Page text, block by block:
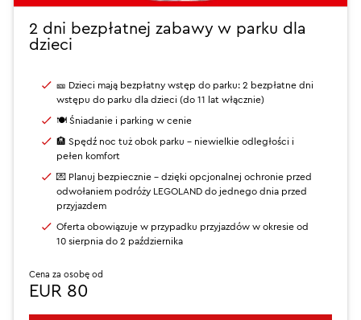
2 dni bezpłatnej zabawy w parku dla
dzieci
🎫 Dzieci mają bezpłatny wstęp do parku: 2 bezpłatne dni
wstępu do parku dla dzieci (do 11 lat włącznie)
🍽️ Śniadanie i parking w cenie
🏨 Spędź noc tuż obok parku - niewielkie odległości i
pełen komfort
💌 Planuj bezpiecznie – dzięki opcjonalnej ochronie przed
odwołaniem podróży LEGOLAND do jednego dnia przed
przyjazdem
Oferta obowiązuje w przypadku przyjazdów w okresie od
10 sierpnia do 2 października
Cena za osobę od
EUR 80